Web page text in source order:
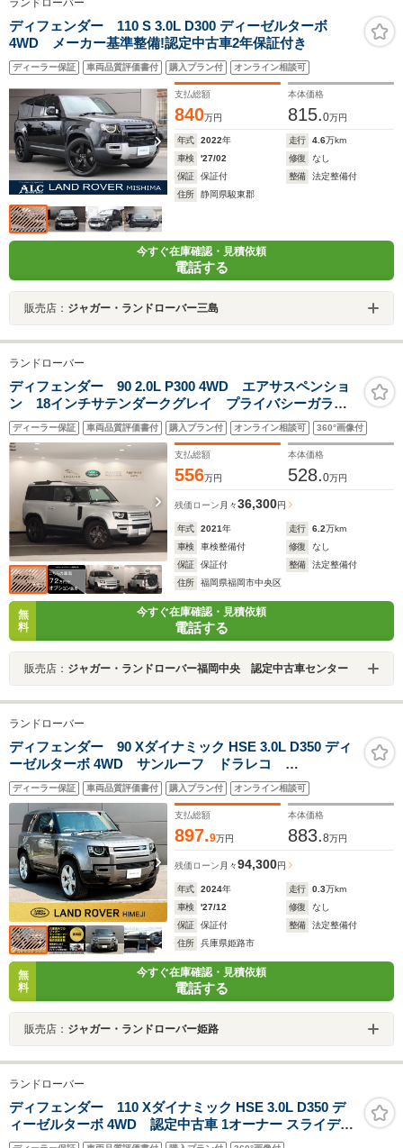
ランドローバー
ディフェンダー 110 S 3.0L D300 ディーゼルターボ
4WD メーカー基準整備!認定中古車2年保証付き
ディーラー保証 車両品質評価書付 購入プラン付 オンライン相談可
支払総額
840万円
本体価格
815.0万円
年式 2022年 走行 4.6万km
車検
'27/02 修復
なし
保証
保証付 整備
法定整備付
住所
静岡県駿東郡
今すぐ在庫確認・見積依頼
電話する
販売店： ジャガー・ランドローバー三島
ランドローバー
ディフェンダー 90 2.0L P300 4WD エアサスペンショ
ン 18インチサテンダークグレイ プライバシーガラ
ス ブラックルーフレール セントラルTFTディスプレイ
付きアナログメーター
ディーラー保証 車両品質評価書付 購入プラン付 オンライン相談可 360°画像付
支払総額
556万円
本体価格
528.0万円
残価ローン 月々36,300円
年式 2021年 走行 6.2万km
車検
車検整備付 修復
なし
保証
保証付 整備
法定整備付
住所
福岡県福岡市中央区
無
料
今すぐ在庫確認・見積依頼
電話する
販売店： ジャガー・ランドローバー福岡中央 認定中古車センター
ランドローバー
ディフェンダー 90 Xダイナミック HSE 3.0L D350 ディ
ーゼルターボ 4WD サンルーフ ドラレコ
MIRIDIAN ETC ACC
ディーラー保証 車両品質評価書付 購入プラン付 オンライン相談可
支払総額
897.9万円
本体価格
883.8万円
残価ローン 月々94,300円
年式 2024年 走行 0.3万km
車検
'27/12 修復
なし
保証
保証付 整備
法定整備付
住所
兵庫県姫路市
無
料
今すぐ在庫確認・見積依頼
電話する
販売店： ジャガー・ランドローバー姫路
ランドローバー
ディフェンダー 110 Xダイナミック HSE 3.0L D350 デ
ィーゼルターボ 4WD 認定中古車 1オーナー スライディ
ングパノラミックルーフ ブラックパック デジタルミラー